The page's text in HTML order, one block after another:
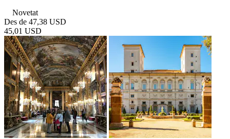
Novetat
Des de 47,38 USD
45,01 USD